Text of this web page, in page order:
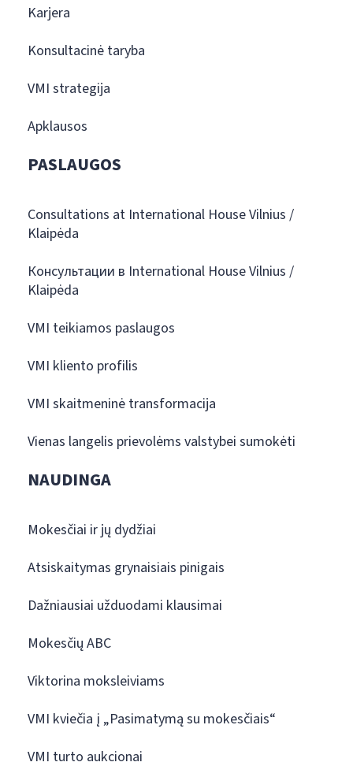
Karjera
Konsultacinė taryba
VMI strategija
Apklausos
PASLAUGOS
Consultations at International House Vilnius /
Klaipėda
Консультации в International House Vilnius /
Klaipėda
VMI teikiamos paslaugos
VMI kliento profilis
VMI skaitmeninė transformacija
Vienas langelis prievolėms valstybei sumokėti
NAUDINGA
Mokesčiai ir jų dydžiai
Atsiskaitymas grynaisiais pinigais
Dažniausiai užduodami klausimai
Mokesčių ABC
Viktorina moksleiviams
VMI kviečia į „Pasimatymą su mokesčiais“
VMI turto aukcionai